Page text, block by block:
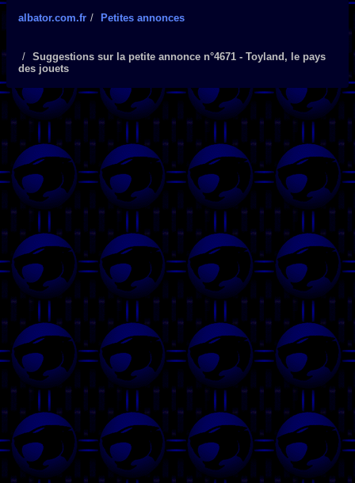
albator.com.fr Petites annonces
Suggestions sur la petite annonce n°4671 - Toyland, le pays
des jouets